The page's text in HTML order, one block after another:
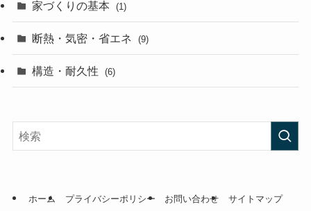
家づくりの基本 (1)
断熱・気密・省エネ (9)
構造・耐久性 (6)
ホーム プライバシーポリシー お問い合わせ サイトマップ